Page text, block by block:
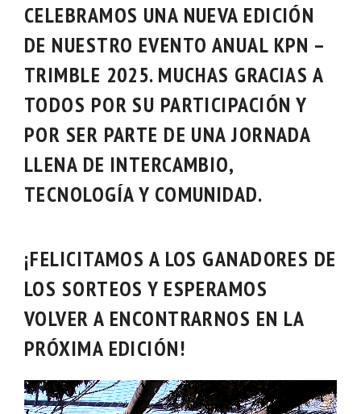
CELEBRAMOS UNA NUEVA EDICIÓN
DE NUESTRO EVENTO ANUAL KPN –
TRIMBLE 2025. MUCHAS GRACIAS A
TODOS POR SU PARTICIPACIÓN Y
POR SER PARTE DE UNA JORNADA
LLENA DE INTERCAMBIO,
TECNOLOGÍA Y COMUNIDAD.
¡FELICITAMOS A LOS GANADORES DE
LOS SORTEOS Y ESPERAMOS
VOLVER A ENCONTRARNOS EN LA
PRÓXIMA EDICIÓN!